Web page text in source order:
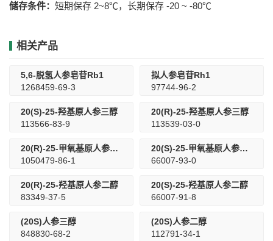
储存条件： 短期保存 2~8℃，长期保存 -20 ~ -80℃
相关产品
5,6-脱氢人参皂苷Rb1
1268459-69-3
拟人参皂苷Rh1
97744-96-2
20(S)-25-羟基原人参三醇
113566-83-9
20(R)-25-羟基原人参三醇
113539-03-0
20(R)-25-甲氧基原人参二醇
1050479-86-1
20(S)-25-甲氧基原人参二醇
66007-93-0
20(R)-25-羟基原人参二醇
83349-37-5
20(S)-25-羟基原人参二醇
66007-91-8
(20S)人参三醇
848830-68-2
(20S)人参二醇
112791-34-1